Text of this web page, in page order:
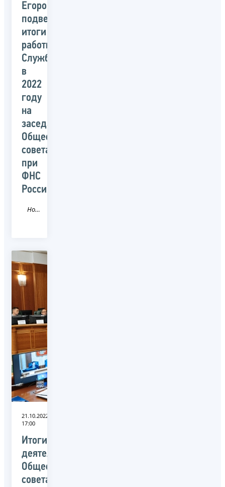
Егоров
подвел
итоги
работы
Службы
в
2022
году
на
заседании
Общественного
совета
при
ФНС
России
Новость
21.10.2022
17:00
Итоги
деятельности
Общественного
совета